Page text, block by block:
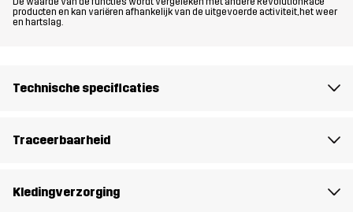
Pasvorm
producten en kan variëren afhankelijk van de uitgevoerde activiteit, het weer
en hartslag.
Technische specificaties
Traceerbaarheid
Kledingverzorging